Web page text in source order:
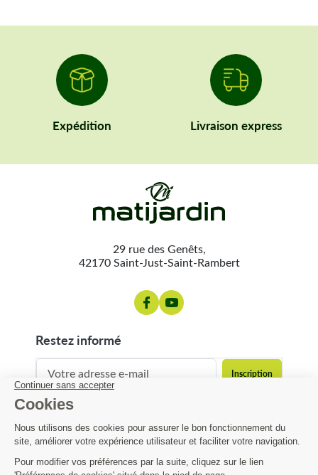
Expédition Livraison express
29 rue des Genêts,
42170 Saint-Just-Saint-Rambert
restez informé
contact@matijardin.fr 04 81 120 120
Matijardin